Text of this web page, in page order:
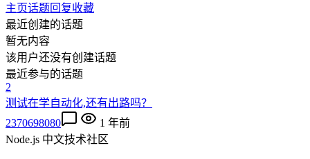
主页话题回复收藏
最近创建的话题
暂无内容
该用户还没有创建话题
最近参与的话题
2
测试在学自动化,还有出路吗？
2370698080
1 年前
Node.js 中文技术社区